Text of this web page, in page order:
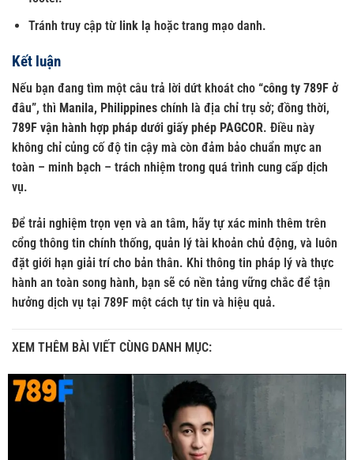
Tránh truy cập từ link lạ hoặc trang mạo danh.
Kết luận
Nếu bạn đang tìm một câu trả lời dứt khoát cho “công ty 789F ở
đâu”, thì Manila, Philippines chính là địa chỉ trụ sở; đồng thời,
789F vận hành hợp pháp dưới giấy phép PAGCOR. Điều này
không chỉ củng cố độ tin cậy mà còn đảm bảo chuẩn mực an
toàn – minh bạch – trách nhiệm trong quá trình cung cấp dịch
vụ.
Để trải nghiệm trọn vẹn và an tâm, hãy tự xác minh thêm trên
cổng thông tin chính thống, quản lý tài khoản chủ động, và luôn
đặt giới hạn giải trí cho bản thân. Khi thông tin pháp lý và thực
hành an toàn song hành, bạn sẽ có nền tảng vững chắc để tận
hưởng dịch vụ tại 789F một cách tự tin và hiệu quả.
XEM THÊM BÀI VIẾT CÙNG DANH MỤC: